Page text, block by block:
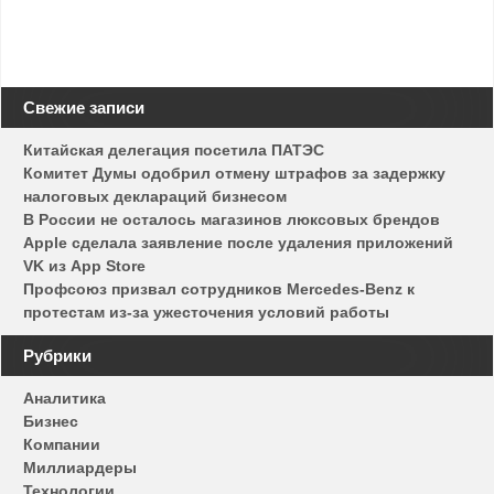
Свежие записи
Китайская делегация посетила ПАТЭС
Комитет Думы одобрил отмену штрафов за задержку
налоговых деклараций бизнесом
В России не осталось магазинов люксовых брендов
Apple сделала заявление после удаления приложений
VK из App Store
Профсоюз призвал сотрудников Mercedes-Benz к
протестам из-за ужесточения условий работы
Рубрики
Аналитика
Бизнес
Компании
Миллиардеры